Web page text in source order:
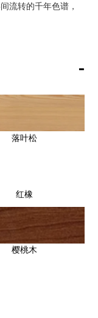
流转的千年色谱，
-
落叶松
红橡
樱桃木